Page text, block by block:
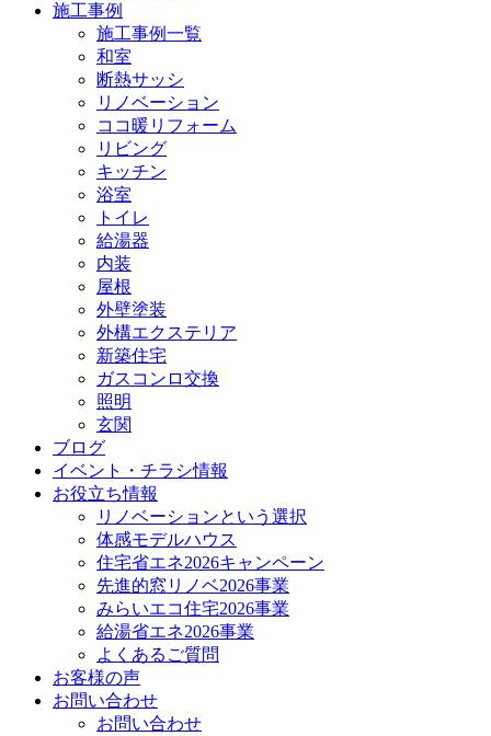
施工事例
施工事例一覧
和室
断熱サッシ
リノベーション
ココ暖リフォーム
リビング
キッチン
浴室
トイレ
給湯器
内装
屋根
外壁塗装
外構エクステリア
新築住宅
ガスコンロ交換
照明
玄関
ブログ
イベント・チラシ情報
お役立ち情報
リノベーションという選択
体感モデルハウス
住宅省エネ2026キャンペーン
先進的窓リノベ2026事業
みらいエコ住宅2026事業
給湯省エネ2026事業
よくあるご質問
お客様の声
お問い合わせ
お問い合わせ